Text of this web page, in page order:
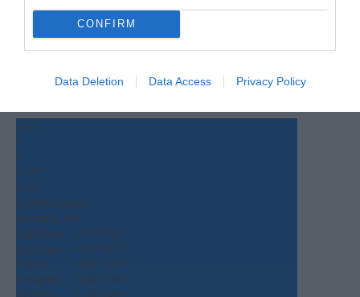
CONFIRM
Data Deletion Data Access Privacy Policy
Ο ΚΑΙΡΟΣ
+36
°
C
+37°
+25°
Θεσσαλονίκη
Κυριακή, 09
Σάββατο
+37°+25°
Δευτέρα
+34°+25°
Τρίτη
+36°+26°
Τετάρτη
+38°+26°
Πέμπτη
+34°+26°